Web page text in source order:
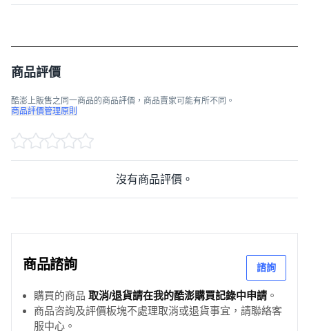
商品評價
酷澎上販售之同一商品的商品評價，商品賣家可能有所不同。
商品評價管理原則
沒有商品評價。
商品諮詢 諮詢
購買的商品 取消/退貨請在我的酷澎購買記錄中申請 。
商品咨詢及評價板塊不處理取消或退貨事宜，請聯絡客
服中心。